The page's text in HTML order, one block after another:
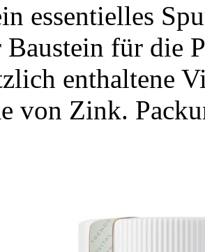
essentielles
für die
enthaltene
von Zink.